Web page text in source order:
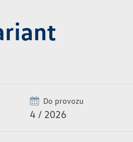
Do provozu
4 / 2026